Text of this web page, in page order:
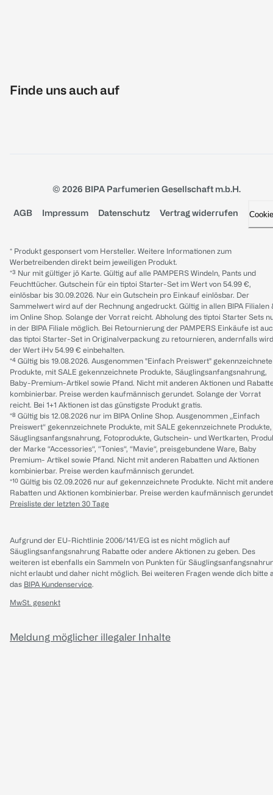
Finde uns auch auf
© 2026 BIPA Parfumerien Gesellschaft m.b.H.
AGB Impressum Datenschutz Vertrag widerrufen
* Produkt gesponsert vom Hersteller. Weitere Informationen zum
Werbetreibenden direkt beim jeweiligen Produkt.
*³ Nur mit gültiger jö Karte. Gültig auf alle PAMPERS Windeln, Pants und
Feuchttücher. Gutschein für ein tiptoi Starter-Set im Wert von 54.99 €,
einlösbar bis 30.09.2026. Nur ein Gutschein pro Einkauf einlösbar. Der
Sammelwert wird auf der Rechnung angedruckt. Gültig in allen BIPA Filialen
im Online Shop. Solange der Vorrat reicht. Abholung des tiptoi Starter Sets
in der BIPA Filiale möglich. Bei Retournierung der PAMPERS Einkäufe ist
das tiptoi Starter-Set in Originalverpackung zu retournieren, andernfalls wird
der Wert iHv 54.99 € einbehalten.
*⁴ Gültig bis 19.08.2026. Ausgenommen "Einfach Preiswert" gekennzeichnete
Produkte, mit SALE gekennzeichnete Produkte, Säuglingsanfangsnahrung,
Baby-Premium-Artikel sowie Pfand. Nicht mit anderen Aktionen und
kombinierbar. Preise werden kaufmännisch gerundet. Solange der Vorrat
reicht. Bei 1+1 Aktionen ist das günstigste Produkt gratis.
*⁸ Gültig bis 12.08.2026 nur im BIPA Online Shop. Ausgenommen „Einfach
Preiswert“ gekennzeichnete Produkte, mit SALE gekennzeichnete Produkte,
Säuglingsanfangsnahrung, Fotoprodukte, Gutschein- und Wertkarten,
der Marke “Accessories“, “Tonies“, “Mavie“, preisgebundene Ware, Baby
Premium- Artikel sowie Pfand. Nicht mit anderen Rabatten und Aktionen
kombinierbar. Preise werden kaufmännisch gerundet.
*¹⁰ Gültig bis 02.09.2026 nur auf gekennzeichnete Produkte. Nicht mit
Rabatten und Aktionen kombinierbar. Preise werden kaufmännisch
Preisliste der letzten 30 Tage
Aufgrund der EU-Richtlinie 2006/141/EG ist es nicht möglich auf
Säuglingsanfangsnahrung Rabatte oder andere Aktionen zu geben. Des
weiteren ist ebenfalls ein Sammeln von Punkten für
nicht erlaubt und daher nicht möglich. Bei weiteren Fragen wende dich bitte
das BIPA Kundenservice.
MwSt. gesenkt
Meldung möglicher illegaler Inhalte